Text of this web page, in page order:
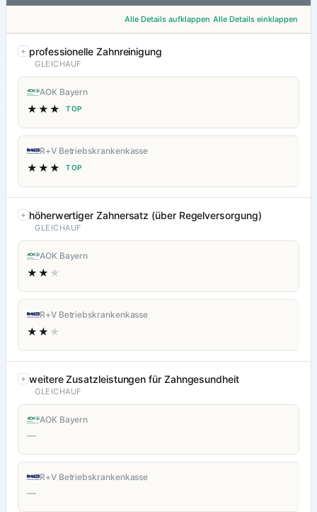
Alle Details aufklappen Alle Details einklappen
professionelle Zahnreinigung
GLEICHAUF
AOK Bayern
★★★ TOP
R+V Betriebskrankenkasse
★★★ TOP
höherwertiger Zahnersatz (über Regelversorgung)
GLEICHAUF
AOK Bayern
★★ ★
R+V Betriebskrankenkasse
★★ ★
weitere Zusatzleistungen für Zahngesundheit
GLEICHAUF
AOK Bayern
—
R+V Betriebskrankenkasse
—